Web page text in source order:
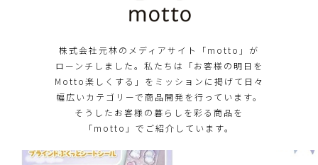
株式会社元林のメディアサイト「motto」が
ローンチしました。私たちは「お客様の明日を
Motto楽しくする」をミッションに掲げて日々
幅広いカテゴリーで商品開発を行っています。
そうしたお客様の暮らしを彩る商品を
「motto」でご紹介しています。